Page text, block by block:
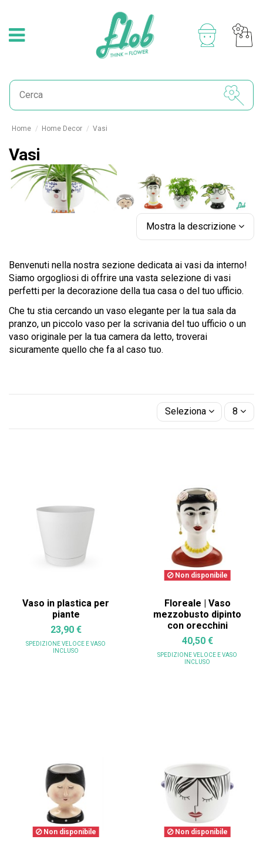
Home Home Decor Vasi
Vasi
Mostra la descrizione
Benvenuti nella nostra sezione dedicata ai vasi da interno!
Siamo orgogliosi di offrire una vasta selezione di vasi
perfetti per la decorazione della tua casa o del tuo ufficio.
Che tu stia cercando un vaso elegante per la tua sala da
pranzo, un piccolo vaso per la scrivania del tuo ufficio o un
vaso originale per la tua camera da letto, troverai
sicuramente quello che fa al caso tuo.
Seleziona 8
Vaso in plastica per
piante
23,90 €
SPEDIZIONE VELOCE E VASO
INCLUSO
Non disponibile
Floreale | Vaso
mezzobusto dipinto
con orecchini
40,50 €
SPEDIZIONE VELOCE E VASO
INCLUSO
Non disponibile Non disponibile